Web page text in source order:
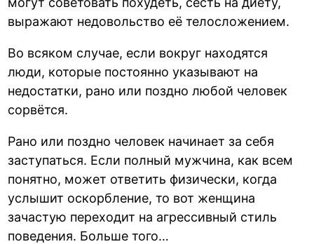
выражают недовольство её телосложением.
Во всяком случае, если вокруг находятся
люди, которые постоянно указывают на
недостатки, рано или поздно любой человек
сорвётся.
Рано или поздно человек начинает за себя
заступаться. Если полный мужчина, как всем
понятно, может ответить физически, когда
услышит оскорбление, то вот женщина
зачастую переходит на агрессивный стиль
поведения. Больше того…